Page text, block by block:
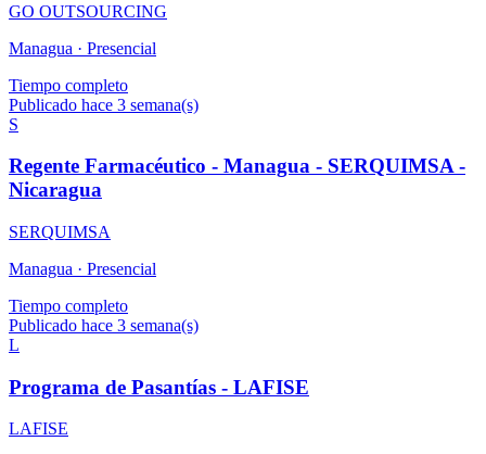
GO OUTSOURCING
Managua · Presencial
Tiempo completo
Publicado hace 3 semana(s)
S
Regente Farmacéutico - Managua - SERQUIMSA -
Nicaragua
SERQUIMSA
Managua · Presencial
Tiempo completo
Publicado hace 3 semana(s)
L
Programa de Pasantías - LAFISE
LAFISE